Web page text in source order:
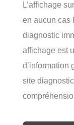
L’affichage
en aucun cas
diagnostic
affichage est
d’information
site